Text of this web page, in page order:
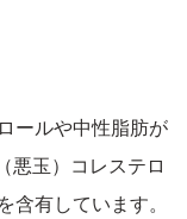
ールや中性脂肪が
悪玉）コレステロ
含有しています。